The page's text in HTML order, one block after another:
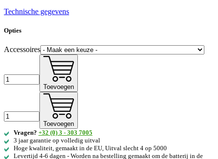
Technische gegevens
Opties
Accessoires
Toevoegen
Toevoegen
Vragen? +32 (0) 3 - 303 7005
3 jaar garantie op volledig uitval
Hoge kwaliteit, gemaakt in de EU, Uitval slecht 4 op 5000
Levertijd 4-6 dagen - Worden na bestelling gemaakt om de batterij in de